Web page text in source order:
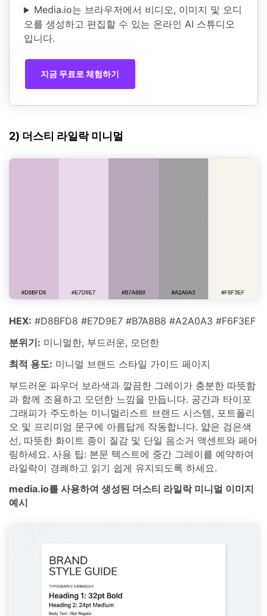
Media.io는 브라우저에서 비디오, 이미지 및 오디
오를 생성하고 편집할 수 있는 온라인 AI 스튜디오
입니다.
지금 무료로 체험하기
2) 더스티 라일락 미니멀
HEX: #D8BFD8 #E7D9E7 #B7A8B8 #A2A0A3 #F6F3EF
분위기: 미니멀한, 부드러운, 모던한
최적 용도: 미니멀 브랜드 스타일 가이드 페이지
부드러운 파우더 보라색과 깔끔한 그레이가 충분한 따뜻함
과 함께 조용하고 모던한 느낌을 만듭니다. 공간과 타이포
그래피가 주도하는 미니멀리스트 브랜드 시스템, 포트폴리
오 및 프리미엄 문구에 아름답게 작동합니다. 얇은 검은색
선, 따뜻한 화이트 종이 질감 및 단일 음소거 액센트와 페어
링하세요. 사용 팁: 본문 텍스트에 중간 그레이를 예약하여
라일락이 경쾌하고 읽기 쉽게 유지되도록 하세요.
media.io를 사용하여 생성된 더스티 라일락 미니멀 이미지
예시